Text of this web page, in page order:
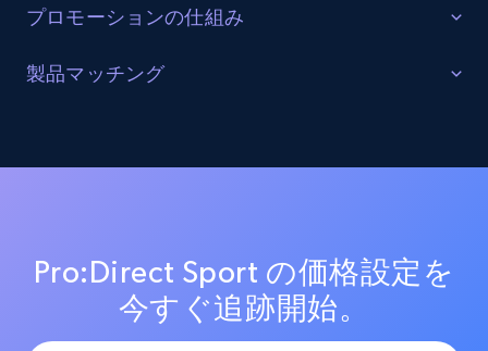
Amazon products search
1.6K+ 181+ 今すぐ始める
プロモーションの仕組み
販売を最適化する
測定する。効果的なプロモーション戦術と新興トレン
製品マッチング
SKUやバリエーションを複数チャネルで最適化し、製品
トフォームで一貫性と正確性を確保します。
Pro:Direct Sport の価格設定を
今すぐ追跡開始。